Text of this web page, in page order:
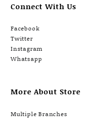
Connect With Us
Facebook
Twitter
Instagram
Whatsapp
More About Store
Multiple Branches